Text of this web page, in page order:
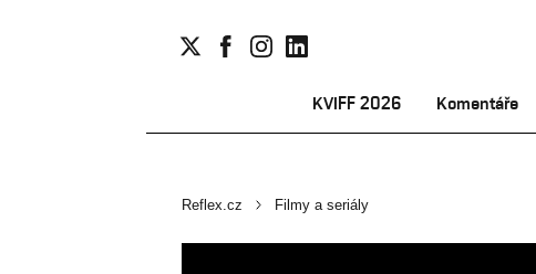
KVIFF 2026 Komentáře
Reflex.cz Filmy a seriály